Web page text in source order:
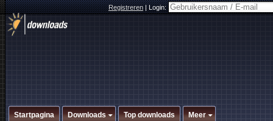
Registreren|Login:
Startpagina Downloads Top downloads Meer